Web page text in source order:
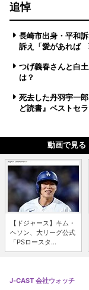
追悼
長崎市出身・平和
訴え「愛があれば
つげ義春さんと白
は？
死去した丹羽宇一
ど読書』ベストセ
動画で見る
【ドジャース】キム・
ヘソン、大リーグ公式
「PSロースタ...
J-CAST 会社ウォッチ